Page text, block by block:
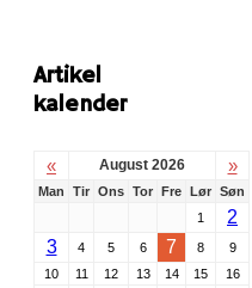
Artikel
kalender
« August 2026 »
Man Tir Ons Tor Fre Lør Søn
1
2
3
4 5 6 7 8
9
10
11 12 13 14 15
16